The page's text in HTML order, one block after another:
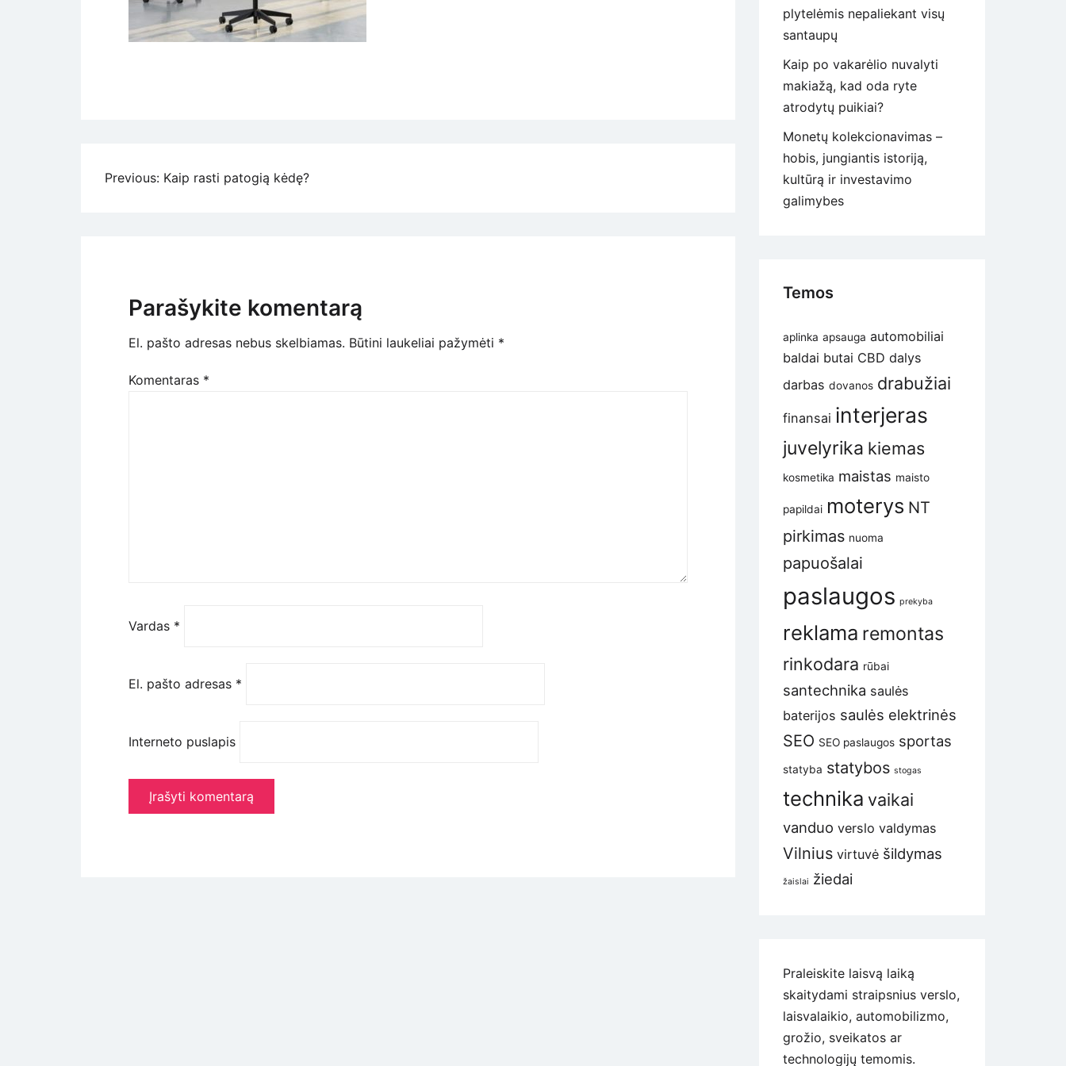
Navigacija
Previous: Kaip rasti patogią kėdę?
Parašykite komentarą
El. pašto adresas nebus skelbiamas. Būtini laukeliai pažymėti *
Komentaras *
Vardas *
El. pašto adresas *
Interneto puslapis
plytelėmis nepaliekant visų
santaupų
Kaip po vakarėlio nuvalyti
makiažą, kad oda ryte
atrodytų puikiai?
Monetų kolekcionavimas –
hobis, jungiantis istoriją,
kultūrą ir investavimo
galimybes
Temos
aplinka apsauga automobiliai
baldai butai CBD dalys
darbas dovanos drabužiai
finansai interjeras
juvelyrika kiemas
kosmetika maistas maisto
papildai moterys NT
pirkimas nuoma
papuošalai
paslaugos prekyba
reklama remontas
rinkodara rūbai
santechnika saulės
baterijos saulės elektrinės
SEO SEO paslaugos sportas
statyba statybos stogas
technika vaikai
vanduo verslo valdymas
Vilnius virtuvė šildymas
žaislai žiedai
Praleiskite laisvą laiką
skaitydami straipsnius verslo,
laisvalaikio, automobilizmo,
grožio, sveikatos ar
technologijų temomis.